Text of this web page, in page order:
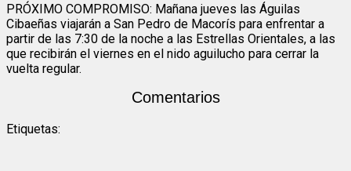
PRÓXIMO COMPROMISO: Mañana jueves las Águilas
Cibaeñas viajarán a San Pedro de Macorís para enfrentar a
partir de las 7:30 de la noche a las Estrellas Orientales, a las
que recibirán el viernes en el nido aguilucho para cerrar la
vuelta regular.
Comentarios
Etiquetas: